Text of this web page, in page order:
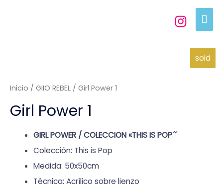
sold
Inicio / GIIO REBEL / Girl Power 1
Girl Power 1
GIRL POWER / COLECCION «THIS IS POP´´
Colección: This is Pop
Medida: 50x50cm
Técnica: Acrílico sobre lienzo